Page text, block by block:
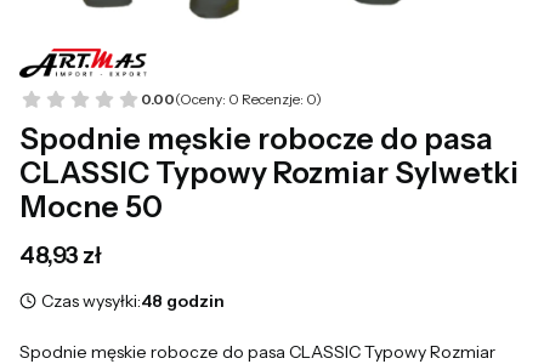
0.00(Oceny: 0 Recenzje: 0)
Spodnie męskie robocze do pasa
CLASSIC Typowy Rozmiar Sylwetki
Mocne 50
Cena
48,93 zł
Czas wysyłki:48 godzin
Spodnie męskie robocze do pasa CLASSIC Typowy Rozmiar